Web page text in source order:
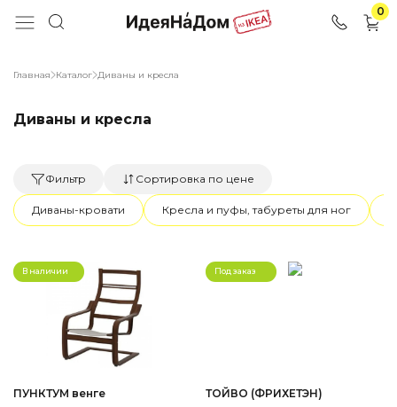
0
Главная Каталог Диваны и кресла
Диваны и кресла
Фильтр Сортировка по цене
Диваны-кровати Кресла и пуфы, табуреты для ног
В наличии
ПУНКТУМ венге
Под заказ
ТОЙВО (ФРИХЕТЭН)